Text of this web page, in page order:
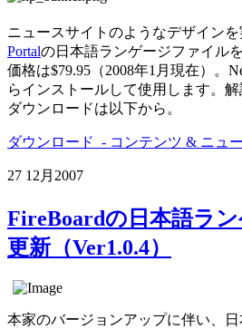
ニュースサイトのようなデザインを
Portalの日本語ランゲージファイル
価格は$79.95（2008年1月現在）。
らインストールして使用します。解
ダウンロードは以下から。
ダウンロード - コンテンツ & ニュー
27 12月 2007
FireBoardの日本語ラ
更新（Ver1.0.4）
本家のバージョンアップに伴い、